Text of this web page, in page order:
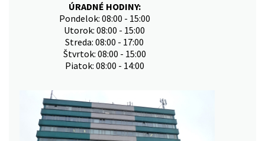
ÚRADNÉ HODINY:
Pondelok: 08:00 - 15:00
Utorok: 08:00 - 15:00
Streda: 08:00 - 17:00
Štvrtok: 08:00 - 15:00
Piatok: 08:00 - 14:00